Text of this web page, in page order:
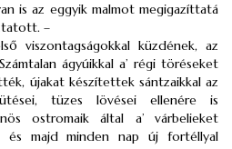
is az eggyik malmot megigazíttatá
–
viszontagságokkal küzdének, az
ágyúikkal a’ régi töréseket
újakat készítettek sántzaikkal az
tüzes lövései ellenére is
ostromaik által a’ várbelieket
és majd minden nap új fortéllyal